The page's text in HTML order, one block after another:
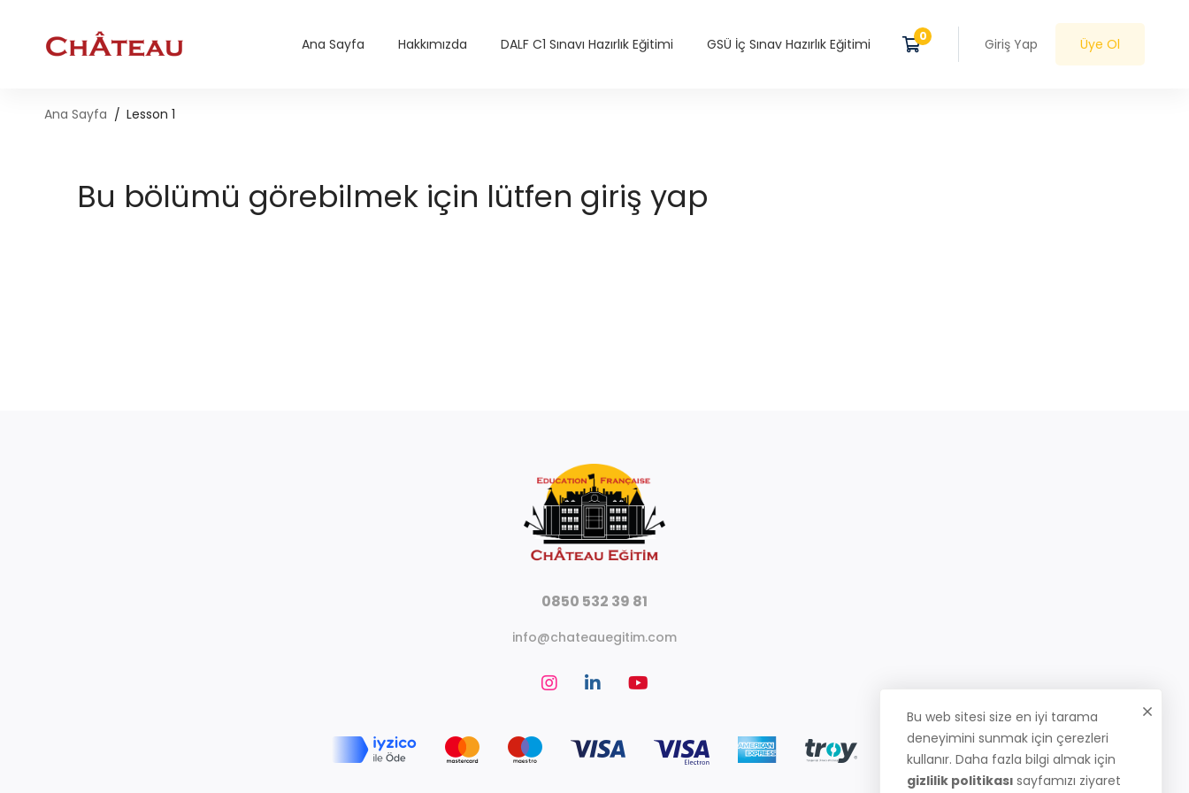
Ana Sayfa Hakkımızda DALF C1 Sınavı Hazırlık Eğitimi GSÜ İç Sınav Hazırlık Eğitimi Giriş Yap Üye Ol
Ana Sayfa Lesson 1
Bu bölümü görebilmek için lütfen giriş yap
0850 532 39 81
info@chateauegitim.com
Bu web sitesi size en iyi tarama
deneyimini sunmak için çerezleri
kullanır. Daha fazla bilgi almak için
gizlilik politikası sayfamızı ziyaret